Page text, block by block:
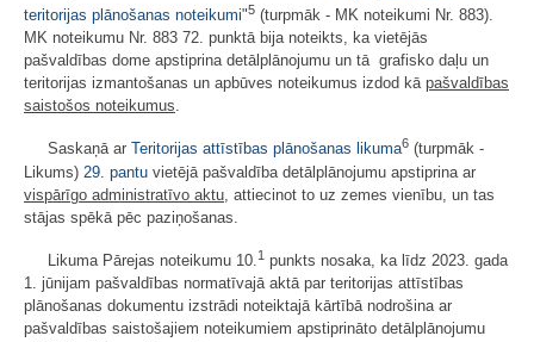
teritorijas plānošanas noteikumi"5 (turpmāk - MK noteikumi Nr. 883).
MK noteikumu Nr. 883 72. punktā bija noteikts, ka vietējās
pašvaldības dome apstiprina detālplānojumu un tā grafisko daļu un
teritorijas izmantošanas un apbūves noteikumus izdod kā pašvaldības
saistošos noteikumus.
Saskaņā ar Teritorijas attīstības plānošanas likuma6 (turpmāk -
Likums) 29. pantu vietējā pašvaldība detālplānojumu apstiprina ar
vispārīgo administratīvo aktu , attiecinot to uz zemes vienību, un tas
stājas spēkā pēc paziņošanas.
Likuma Pārejas noteikumu 10. 1 punkts nosaka, ka līdz 2023. gada
1. jūnijam pašvaldības normatīvajā aktā par teritorijas attīstības
plānošanas dokumentu izstrādi noteiktajā kārtībā nodrošina ar
pašvaldības saistošajiem noteikumiem apstiprināto detālplānojumu